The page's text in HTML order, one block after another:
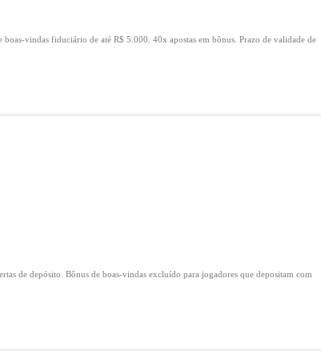
vindas fiduciário de até R$ 5.000. 40x apostas em bônus. Prazo de validade de
de depósito. Bônus de boas-vindas excluído para jogadores que depositam com